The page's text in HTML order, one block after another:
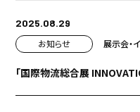
2025.08.29
お知らせ
展示会・
「国際物流総合展